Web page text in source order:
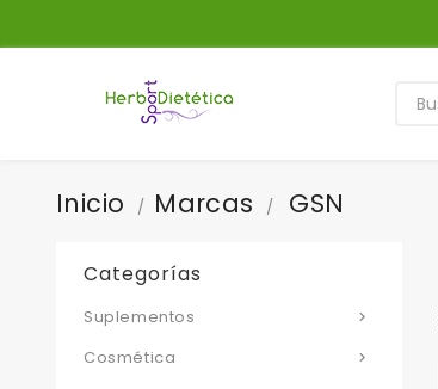
Inicio Marcas GSN
Categorías

Suplementos

Cosmética